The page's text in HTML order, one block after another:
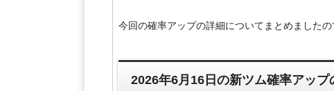
今回の確率アップの詳細についてまとめましたの
2026年6月16日の新ツム確率アップ